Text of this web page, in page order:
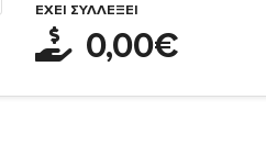
ΈΧΕΙ ΣΥΛΛΈΞΕΙ
0,00€